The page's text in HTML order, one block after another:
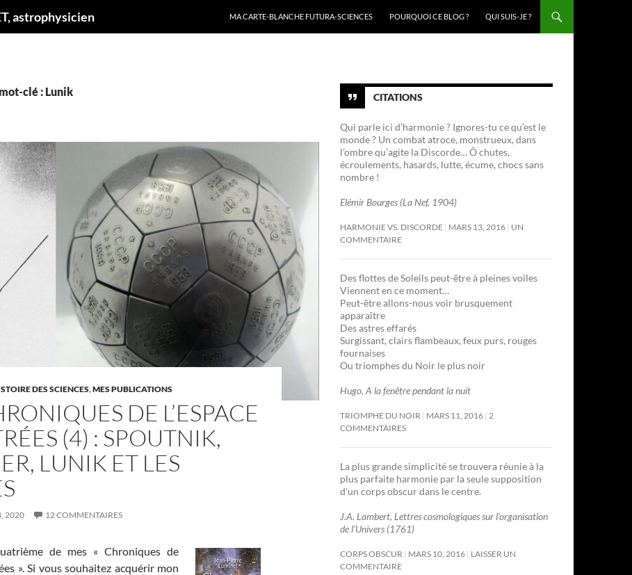
astrophysicien
MA CARTE-BLANCHE FUTURA-SCIENCES
POURQUOI CE BLOG ? QUI SUIS-JE ?
clé : Lunik
DES SCIENCES,MES PUBLICATIONS
DE L’ESPACE
(4) : SPOUTNIK,
LUNIK ET LES
2020 12 COMMENTAIRES
de mes « Chroniques de
». Si vous souhaitez acquérir mon
CITATIONS
Qui parle ici d’harmonie ? Ignores-tu ce qu’est le
monde ? Un combat atroce, monstrueux, dans
l’ombre qu’agite la Discorde… Ô chutes,
écroulements, hasards, lutte, écume, chocs sans
nombre !
Elémir Bourges (La Nef, 1904)
HARMONIE VS. DISCORDE MARS 13, 2016 UN
COMMENTAIRE
Des flottes de Soleils peut-être à pleines voiles
Viennent en ce moment…
Peut-être allons-nous voir brusquement
apparaître
Des astres effarés
Surgissant, clairs flambeaux, feux purs, rouges
fournaises
Ou triomphes du Noir le plus noir
Hugo, A la fenêtre pendant la nuit
TRIOMPHE DU NOIR MARS 11, 2016 2
COMMENTAIRES
La plus grande simplicité se trouvera réunie à la
plus parfaite harmonie par la seule supposition
d’un corps obscur dans le centre.
J.A. Lambert, Lettres cosmologiques sur l’organisation
de l’Univers (1761)
CORPS OBSCUR MARS 10, 2016 LAISSER UN
COMMENTAIRE